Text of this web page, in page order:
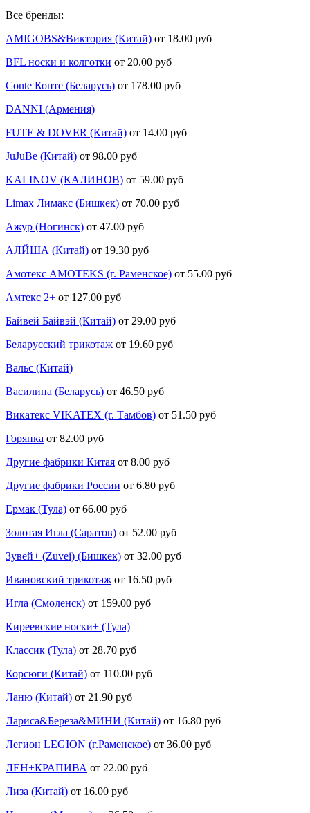
Все бренды:
AMIGOBS&Виктория (Китай) от 18.00 руб
BFL носки и колготки от 20.00 руб
Conte Конте (Беларусь) от 178.00 руб
DANNI (Армения)
FUTE & DOVER (Китай) от 14.00 руб
JuJuBe (Китай) от 98.00 руб
KALINOV (КАЛИНОВ) от 59.00 руб
Limax Лимакс (Бишкек) от 70.00 руб
Ажур (Ногинск) от 47.00 руб
АЛЙША (Китай) от 19.30 руб
Амотекс AMOTEKS (г. Раменское) от 55.00 руб
Амтекс 2+ от 127.00 руб
Байвей Байвэй (Китай) от 29.00 руб
Беларусский трикотаж от 19.60 руб
Вальс (Китай)
Василина (Беларусь) от 46.50 руб
Викатекс VIKATEX (г. Тамбов) от 51.50 руб
Горянка от 82.00 руб
Другие фабрики Китая от 8.00 руб
Другие фабрики России от 6.80 руб
Ермак (Тула) от 66.00 руб
Золотая Игла (Саратов) от 52.00 руб
Зувей+ (Zuvei) (Бишкек) от 32.00 руб
Ивановский трикотаж от 16.50 руб
Игла (Смоленск) от 159.00 руб
Киреевские носки+ (Тула)
Классик (Тула) от 28.70 руб
Корсюги (Китай) от 110.00 руб
Ланю (Китай) от 21.90 руб
Лариса&Береза&МИНИ (Китай) от 16.80 руб
Легион LEGION (г.Раменское) от 36.00 руб
ЛЕН+КРАПИВА от 22.00 руб
Лиза (Китай) от 16.00 руб